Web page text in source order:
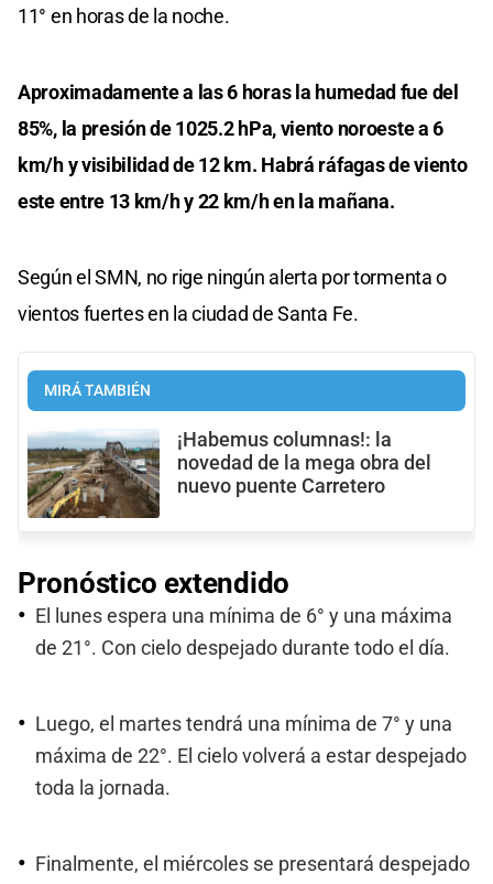
11° en horas de la noche.
Aproximadamente a las 6 horas la humedad fue del
85%, la presión de 1025.2 hPa, viento noroeste a 6
km/h y visibilidad de 12 km. Habrá ráfagas de viento
este entre 13 km/h y 22 km/h en la mañana.
Según el SMN, no rige ningún alerta por tormenta o
vientos fuertes en la ciudad de Santa Fe.
MIRÁ TAMBIÉN
¡Habemus columnas!: la
novedad de la mega obra del
nuevo puente Carretero
Pronóstico extendido
El lunes espera una mínima de 6° y una máxima
de 21°. Con cielo despejado durante todo el día.
Luego, el martes tendrá una mínima de 7° y una
máxima de 22°. El cielo volverá a estar despejado
toda la jornada.
Finalmente, el miércoles se presentará despejado